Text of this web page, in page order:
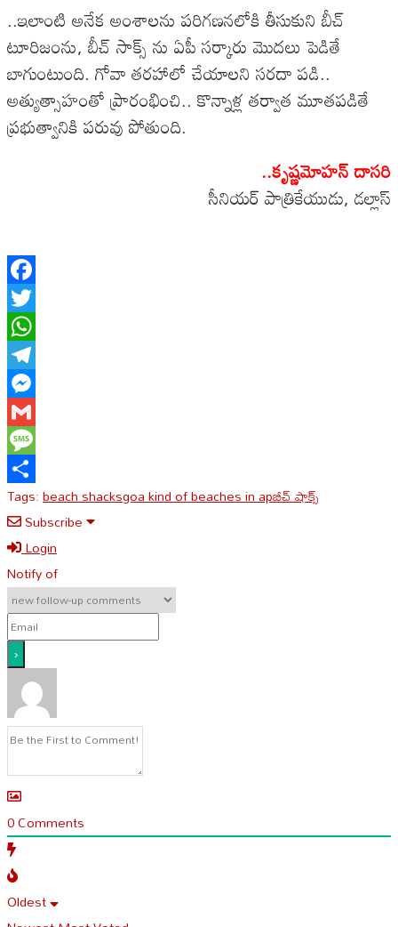
..ఇలాంటి అనేక అంశాలను పరిగణనలోకి తీసుకుని బీచ్
టూరిజంను, బీచ్ సాక్స్ ను ఏపీ సర్కారు మొదలు పెడితే
బాగుంటుంది. గోవా తరహాలో చేయాలని సరదా పడి..
అత్యుత్సాహంతో ప్రారంభించి.. కొన్నాళ్ల తర్వాత మూతపడితే
ప్రభుత్వానికి పరువు పోతుంది.
..కృష్ణమోహన్ దాసరి
సీనియర్ పాత్రికేయుడు, డల్లాస్
Facebook
Twitter
WhatsApp
Telegram
Messenger
Gmail
Message
Share
Tags:beach shacksgoa kind of beaches in apబీచ్ షాక్స్
Subscribe
Login
Notify of
0Comments
Oldest